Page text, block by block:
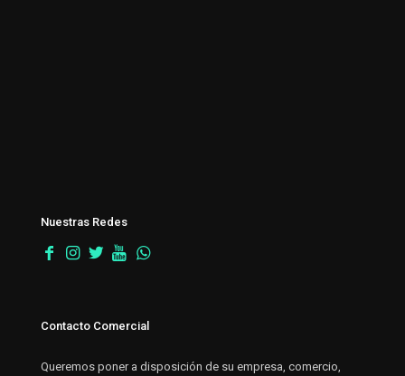
Nuestras Redes
Contacto Comercial
Queremos poner a disposición de su empresa, comercio,